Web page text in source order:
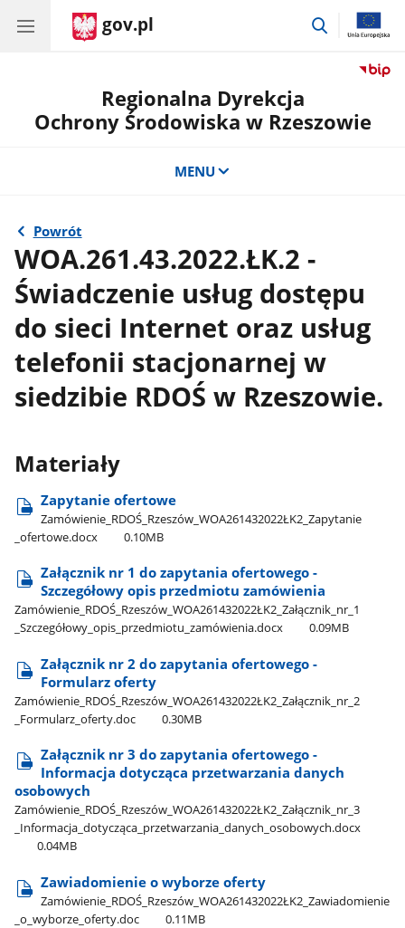
gov.pl
przejdź
Regionalna Dyrekcja
Ochrony Środowiska w Rzeszowie
MENU
Powrót
WOA.261.43.2022.ŁK.2 -
Świadczenie usług dostępu
do sieci Internet oraz usług
telefonii stacjonarnej w
siedzibie RDOŚ w Rzeszowie.
Materiały
Zapytanie ofertowe
Zamówienie​_RDOŚ​_Rzeszów​_WOA261432022ŁK2​_Zapytanie​
_ofertowe.docx
0.10MB
Załącznik nr 1 do zapytania ofertowego -
Szczegółowy opis przedmiotu zamówienia
Zamówienie​_RDOŚ​_Rzeszów​_WOA261432022ŁK2​_Załącznik​_nr​_1​
_Szczegółowy​_opis​_przedmiotu​_zamówienia.docx
0.09MB
Załącznik nr 2 do zapytania ofertowego -
Formularz oferty
Zamówienie​_RDOŚ​_Rzeszów​_WOA261432022ŁK2​_Załącznik​_nr​_2​
_Formularz​_oferty.doc
0.30MB
Załącznik nr 3 do zapytania ofertowego -
Informacja dotycząca przetwarzania danych
osobowych
Zamówienie​_RDOŚ​_Rzeszów​_WOA261432022ŁK2​_Załącznik​_nr​_3​
_Informacja​_dotycząca​_przetwarzania​_danych​_osobowych.docx
0.04MB
Zawiadomienie o wyborze oferty
Zamówienie​_RDOŚ​_Rzeszów​_WOA261432022ŁK2​_Zawiadomienie​
_o​_wyborze​_oferty.doc
0.11MB